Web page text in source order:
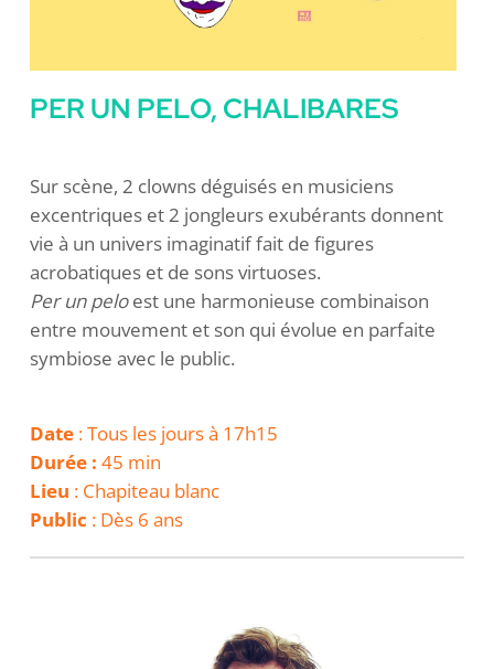
PER UN PELO, CHALIBARES
Sur scène, 2 clowns déguisés en musiciens
excentriques et 2 jongleurs exubérants donnent
vie à un univers imaginatif fait de figures
acrobatiques et de sons virtuoses.
Per un peloest une harmonieuse combinaison
entre mouvement et son qui évolue en parfaite
symbiose avec le public.
Date : Tous les jours à 17h15
Durée : 45 min
Lieu : Chapiteau blanc
Public : Dès 6 ans